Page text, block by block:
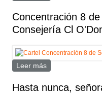
Concentración 8
Consejería Cl
Leer más
Hasta nunca,